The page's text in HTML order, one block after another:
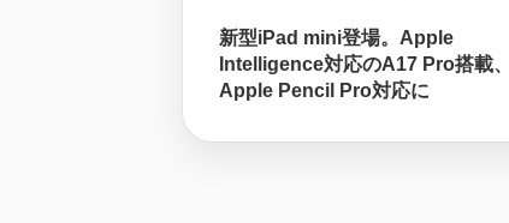
新型iPad mini登場。Apple
Intelligence対応のA17 Pro搭載、
Apple Pencil Pro対応に